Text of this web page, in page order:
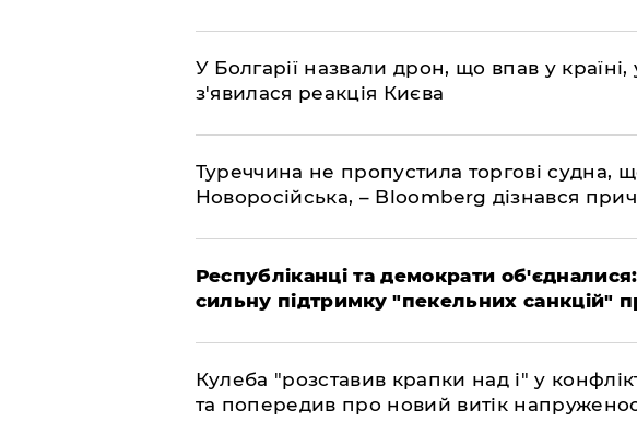
У Болгарії назвали дрон, що впав у країні,
з'явилася реакція Києва
Туреччина не пропустила торгові судна,
Новоросійська, – Bloomberg дізнався
Республіканці та демократи
сильну підтримку "пекельних санкцій"
Кулеба "розставив крапки над і" у
та попередив про новий витік